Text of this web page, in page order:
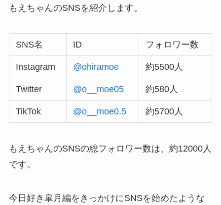
もえちゃんのSNSを紹介します。
SNS名 ID フォロワー数
Instagram @ohiramoe 約5500人
Twitter @o__moe05 約580人
TikTok @o__moe0.5 約5700人
もえちゃんのSNSの総フォロワー数は、約12000人
です。
今日好き皐月編をきっかけにSNSを始めたような